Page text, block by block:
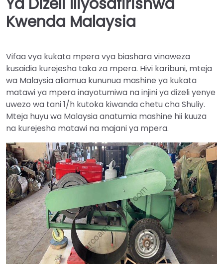
Kwenda Malaysia
Vifaa vya kukata mpera vya biashara vinaweza
kusaidia kurejesha taka za mpera. Hivi karibuni, mteja
wa Malaysia aliamua kununua mashine ya kukata
matawi ya mpera inayotumiwa na injini ya dizeli yenye
uwezo wa tani 1/h kutoka kiwanda chetu cha Shuliy.
Mteja huyu wa Malaysia anatumia mashine hii kuuza
na kurejesha matawi na majani ya mpera.